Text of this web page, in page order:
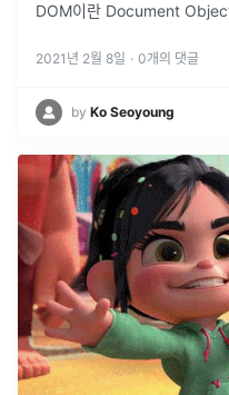
DOM이란 Document
2021년 2월 8일 · 0개의 댓글
by Ko Seoyoung